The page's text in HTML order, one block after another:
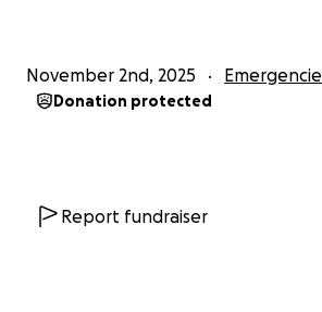
November 2nd, 2025
Donation protected
Report fundraiser